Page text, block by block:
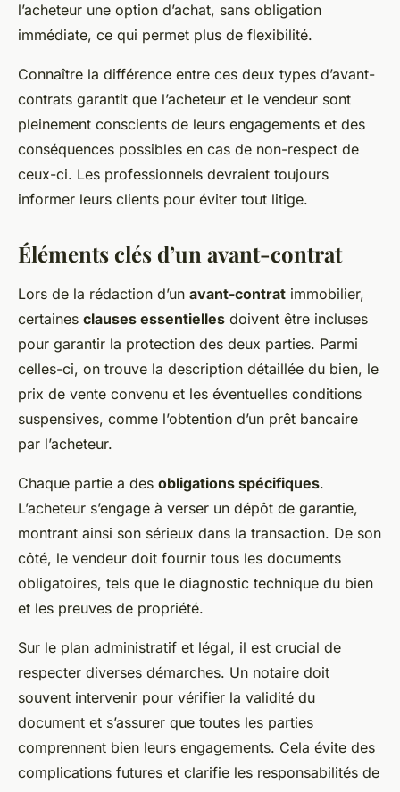
l’acheteur une option d’achat, sans obligation
immédiate, ce qui permet plus de flexibilité.
Connaître la différence entre ces deux types d’avant-
contrats garantit que l’acheteur et le vendeur sont
pleinement conscients de leurs engagements et des
conséquences possibles en cas de non-respect de
ceux-ci. Les professionnels devraient toujours
informer leurs clients pour éviter tout litige.
Éléments clés d’un avant-contrat
Lors de la rédaction d’un avant-contrat immobilier,
certaines clauses essentielles doivent être incluses
pour garantir la protection des deux parties. Parmi
celles-ci, on trouve la description détaillée du bien, le
prix de vente convenu et les éventuelles conditions
suspensives, comme l’obtention d’un prêt bancaire
par l’acheteur.
Chaque partie a des obligations spécifiques.
L’acheteur s’engage à verser un dépôt de garantie,
montrant ainsi son sérieux dans la transaction. De son
côté, le vendeur doit fournir tous les documents
obligatoires, tels que le diagnostic technique du bien
et les preuves de propriété.
Sur le plan administratif et légal, il est crucial de
respecter diverses démarches. Un notaire doit
souvent intervenir pour vérifier la validité du
document et s’assurer que toutes les parties
comprennent bien leurs engagements. Cela évite des
complications futures et clarifie les responsabilités de